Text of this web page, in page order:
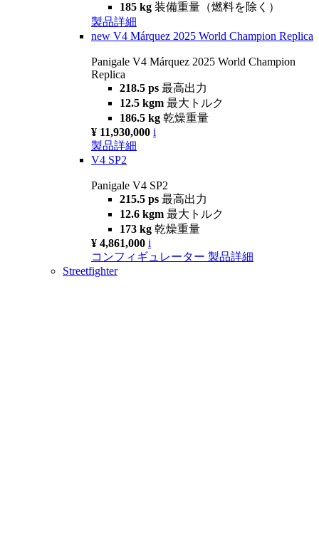
185 kg 装備重量（燃料を除く）
製品詳細
new V4 Márquez 2025 World Champion Replica
Panigale V4 Márquez 2025 World Champion
Replica
218.5 ps 最高出力
12.5 kgm 最大トルク
186.5 kg 乾燥重量
¥ 11,930,000 i
製品詳細
V4 SP2
Panigale V4 SP2
215.5 ps 最高出力
12.6 kgm 最大トルク
173 kg 乾燥重量
¥ 4,861,000 i
コンフィギュレーター 製品詳細
Streetfighter